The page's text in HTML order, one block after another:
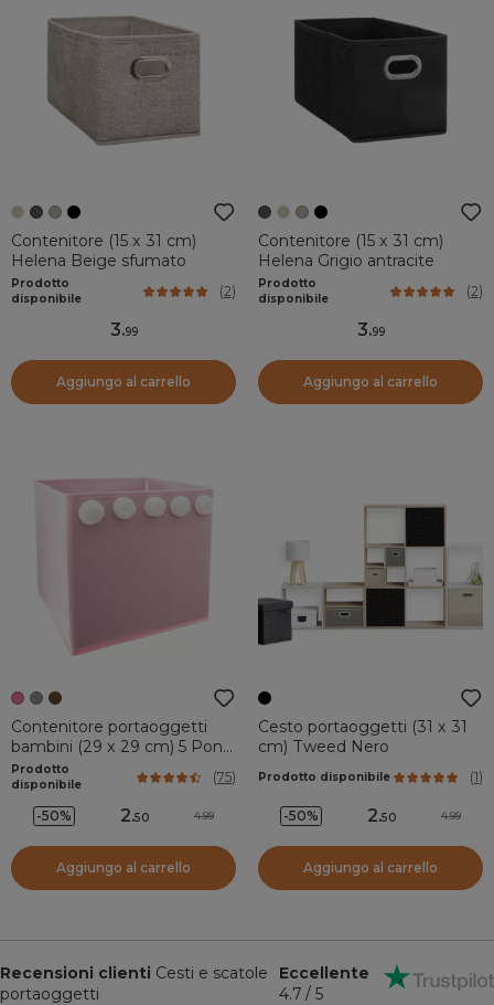
Contenitore (15 x 31 cm)
Helena Beige sfumato
Prodotto
disponibile
(2)
3.99
Aggiungo al carrello
Contenitore (15 x 31 cm)
Helena Grigio antracite
Prodotto
disponibile
(2)
3.99
Aggiungo al carrello
Contenitore portaoggetti
bambini (29 x 29 cm) 5 Pon
pon Rosa
Prodotto
disponibile
(75)
-50% 2.50 4.99
Aggiungo al carrello
Cesto portaoggetti (31 x 31
cm) Tweed Nero
Prodotto disponibile (1)
-50% 2.50 4.99
Aggiungo al carrello
Recensioni clienti Cesti e scatole
portaoggetti
Eccellente
4.7 / 5